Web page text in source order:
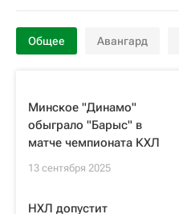
Общее Авангард
Минское "Динамо"
обыграло "Барыс" в
матче чемпионата КХЛ
13 сентября 2025
НХЛ допустит